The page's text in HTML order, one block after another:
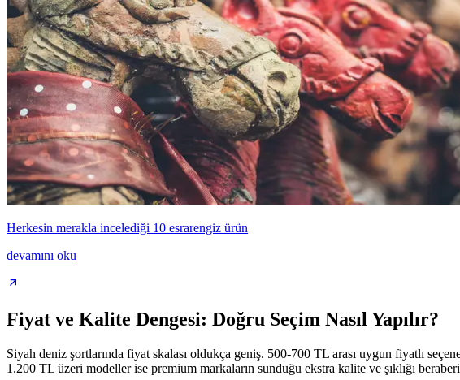
Herkesin merakla incelediği 10 esrarengiz ürün
devamını oku
Fiyat ve Kalite Dengesi: Doğru Seçim Nasıl Yapılır?
Siyah deniz şortlarında fiyat skalası oldukça geniş. 500-700 TL arası uygun fiyatlı
1.200 TL üzeri modeller ise premium markaların sunduğu ekstra kalite ve şıklığı